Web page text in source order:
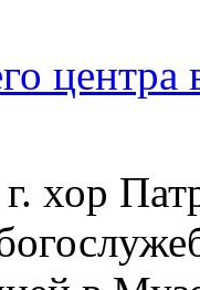
центра
хор